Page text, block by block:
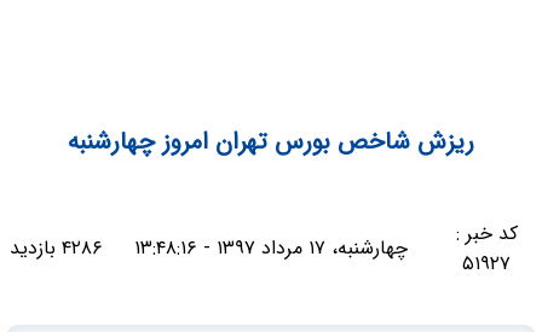
ریزش شاخص بورس تهران امروز چهارشنبه
کد خبر :
۵۱۹۲۷
چهارشنبه، ۱۷ مرداد ۱۳۹۷ - ۱۳:۴۸:۱۶ ۴۲۸۶ بازدید